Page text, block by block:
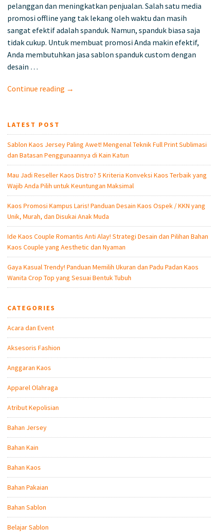
pelanggan dan meningkatkan penjualan. Salah satu media
promosi offline yang tak lekang oleh waktu dan masih
sangat efektif adalah spanduk. Namun, spanduk biasa saja
tidak cukup. Untuk membuat promosi Anda makin efektif,
Anda membutuhkan jasa sablon spanduk custom dengan
desain …
Continue reading →
LATEST POST
Sablon Kaos Jersey Paling Awet! Mengenal Teknik Full Print Sublimasi
dan Batasan Penggunaannya di Kain Katun
Mau Jadi Reseller Kaos Distro? 5 Kriteria Konveksi Kaos Terbaik yang
Wajib Anda Pilih untuk Keuntungan Maksimal
Kaos Promosi Kampus Laris! Panduan Desain Kaos Ospek / KKN yang
Unik, Murah, dan Disukai Anak Muda
Ide Kaos Couple Romantis Anti Alay! Strategi Desain dan Pilihan Bahan
Kaos Couple yang Aesthetic dan Nyaman
Gaya Kasual Trendy! Panduan Memilih Ukuran dan Padu Padan Kaos
Wanita Crop Top yang Sesuai Bentuk Tubuh
CATEGORIES
Acara dan Event
Aksesoris Fashion
Anggaran Kaos
Apparel Olahraga
Atribut Kepolisian
Bahan Jersey
Bahan Kain
Bahan Kaos
Bahan Pakaian
Bahan Sablon
Belajar Sablon